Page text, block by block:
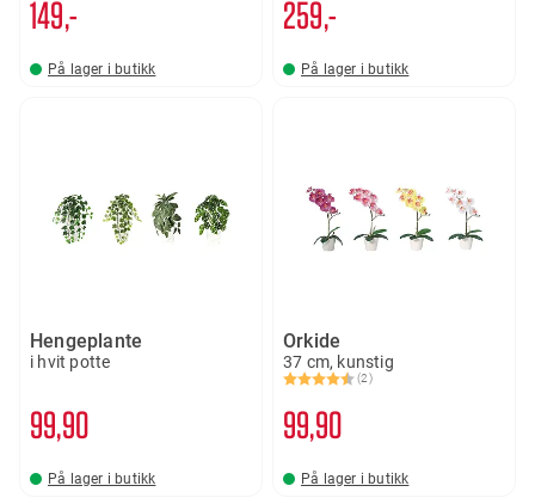
149,-
På lager i butikk
259,-
På lager i butikk
Hengeplante
i hvit potte
99 90
På lager i butikk
Orkide
37 cm, kunstig
Karakter:
(2)
4.5 av 5 mulige
99 90
På lager i butikk